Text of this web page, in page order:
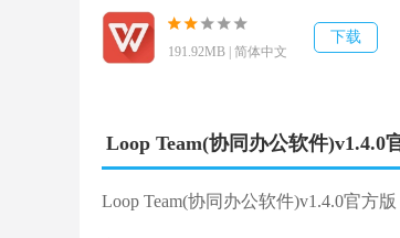
无需密码或等待室，只需点击一下就可
专注模式
人工智能会学习并显示队友何时进入深
191.92MB | 简体中文
下载
Loop Team(协同办公软件)v1.4.0
Loop Team(协同办公软件)v1.4.0官方版